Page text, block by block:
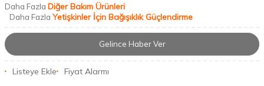
Daha Fazla Diğer Bakım Ürünleri
Daha Fazla Yetişkinler İçin Bağışıklık Güçlendirme
Gelince Haber Ver
Listeye Ekle Fiyat Alarmı